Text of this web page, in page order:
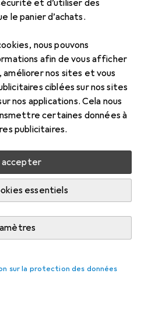
et d’utiliser des
le panier d’achats.
nous pouvons
afin de vous afficher
nos sites et vous
ciblées sur nos sites
nos applications. Cela nous
certaines données à
publicitaires.
accepter
essentiels
sur la protection des données
19/8
chez le fournisseur
disponible plus tôt